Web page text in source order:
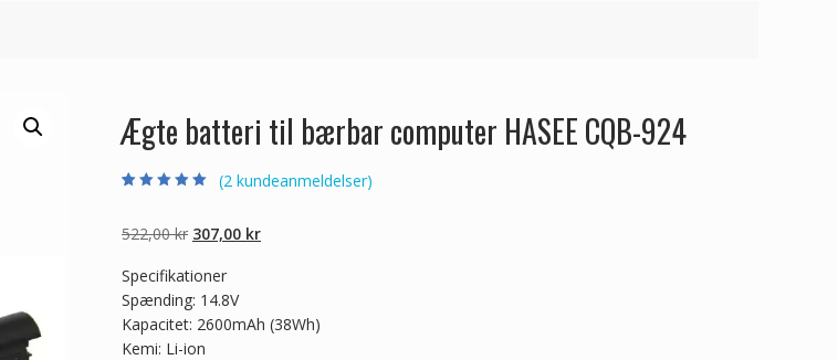
Ægte batteri til bærbar computer HASEE CQB-924
baseret på
kundebedømmel
(2 kundeanmeldelser)
522,00kr Den
pris
var:
522,00 kr.
307,00 krDen
307,00 kr.
Specifikationer
Spænding: 14.8V
Kapacitet: 2600mAh (38Wh)
Kemi: Li-ion